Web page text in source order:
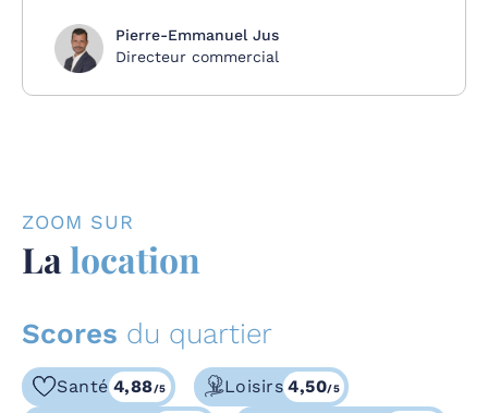
Pierre-Emmanuel Jus
Directeur commercial
ZOOM SUR
Lalocation
Scores du quartier
Santé 4,88/5 Loisirs 4,50/5